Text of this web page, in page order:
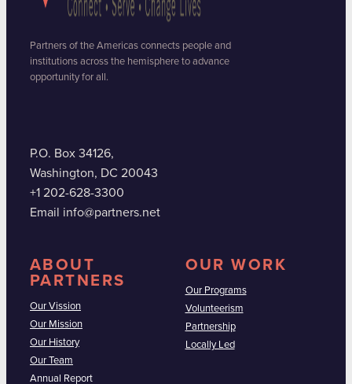
Partners of the Americas connects people and
institutions across the hemisphere to advance
opportunity for all.
P.O. Box 34126,
Washington, DC 20043
+1 202-628-3300
Email info@partners.net
ABOUT
PARTNERS
Our Vission
Our Mission
Our History
Our Team
Annual Report
OUR WORK
Our Programs
Volunteerism
Partnership
Locally Led